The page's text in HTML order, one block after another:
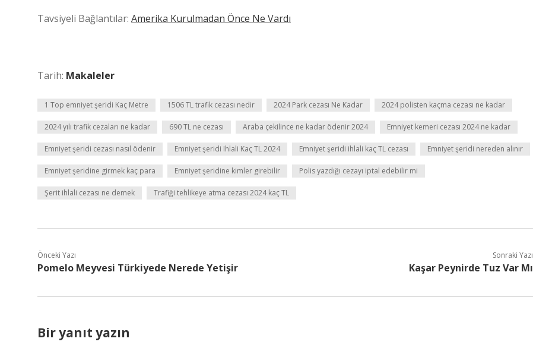
Tavsiyeli Bağlantılar: Amerika Kurulmadan Önce Ne Vardı
Tarih: Makaleler
1 Top emniyet şeridi Kaç Metre 1506 TL trafik cezası nedir 2024 Park cezası Ne Kadar 2024 polisten kaçma cezası ne kadar
2024 yılı trafik cezaları ne kadar 690 TL ne cezası Araba çekilince ne kadar ödenir 2024 Emniyet kemeri cezası 2024 ne kadar
Emniyet şeridi cezası nasıl ödenir Emniyet şeridi Ihlali Kaç TL 2024 Emniyet şeridi ihlali kaç TL cezası Emniyet şeridi nereden alınır
Emniyet şeridine girmek kaç para Emniyet şeridine kimler girebilir Polis yazdığı cezayı iptal edebilir mi
Şerit ihlali cezası ne demek Trafiği tehlikeye atma cezası 2024 kaç TL
Önceki Yazı
Pomelo Meyvesi Türkiyede Nerede Yetişir
Sonraki Yazı
Kaşar Peynirde Tuz Var Mı
Bir yanıt yazın